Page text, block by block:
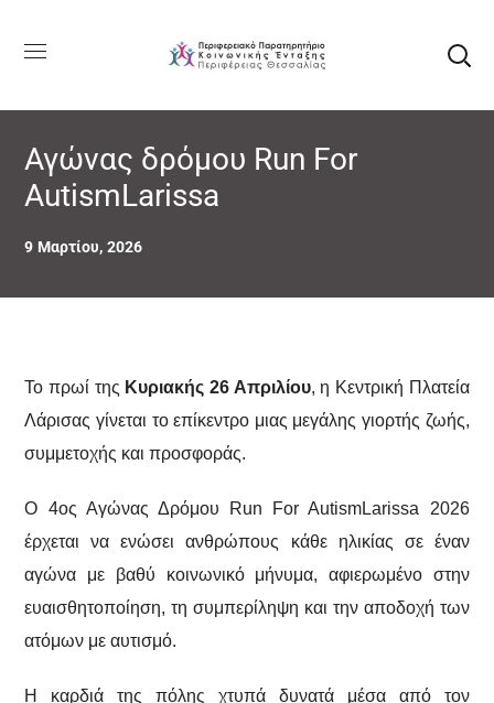
Αγώνας δρόμου Run For
AutismLarissa
9 Μαρτίου, 2026
Το πρωί της Κυριακής 26 Απριλίου, η Κεντρική Πλατεία
Λάρισας γίνεται το επίκεντρο μιας μεγάλης γιορτής ζωής,
συμμετοχής και προσφοράς.
Ο 4ος Αγώνας Δρόμου Run For AutismLarissa 2026
έρχεται να ενώσει ανθρώπους κάθε ηλικίας σε έναν
αγώνα με βαθύ κοινωνικό μήνυμα, αφιερωμένο στην
ευαισθητοποίηση, τη συμπερίληψη και την αποδοχή των
ατόμων με αυτισμό.
Η καρδιά της πόλης χτυπά δυνατά μέσα από τον